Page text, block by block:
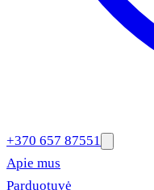
+370 657 87551
Apie mus
Parduotuvė